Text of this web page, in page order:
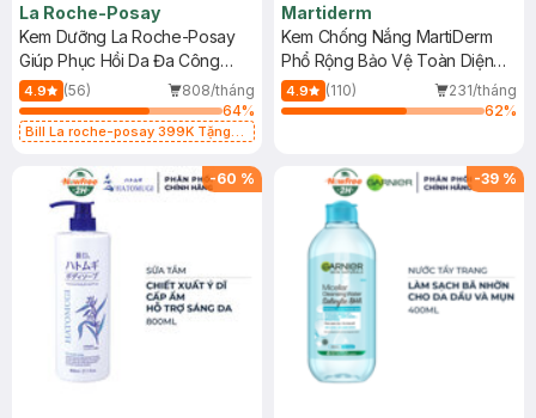
La Roche-Posay
Kem Dưỡng La Roche-Posay
Giúp Phục Hồi Da Đa Công
Dụng 40ml
4.9 (56)
808/tháng
64%
Bill La roche-posay 399K Tặng
(SL có hạn)
Martiderm
Kem Chống Nắng MartiDerm
Phổ Rộng Bảo Vệ Toàn Diện
40ml
4.9 (110)
231/tháng
62%
-60 % -39 %